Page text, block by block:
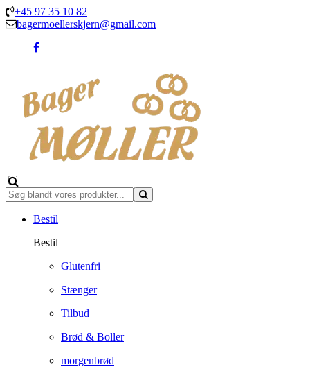
+45 97 35 10 82
bagermoellerskjern@gmail.com
Bestil
Bestil
Glutenfri
Stænger
Tilbud
Brød & Boller
morgenbrød